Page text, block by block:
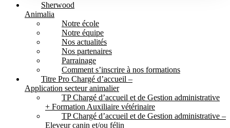
Sherwood
Animalia
Notre école
Notre équipe
Nos actualités
Nos partenaires
Parrainage
Comment s’inscrire à nos formations
Titre Pro Chargé d’accueil –
Application secteur animalier
TP Chargé d’accueil et de Gestion administrative
+ Formation Auxiliaire vétérinaire
TP Chargé d’accueil et de Gestion administrative –
Eleveur canin et/ou félin